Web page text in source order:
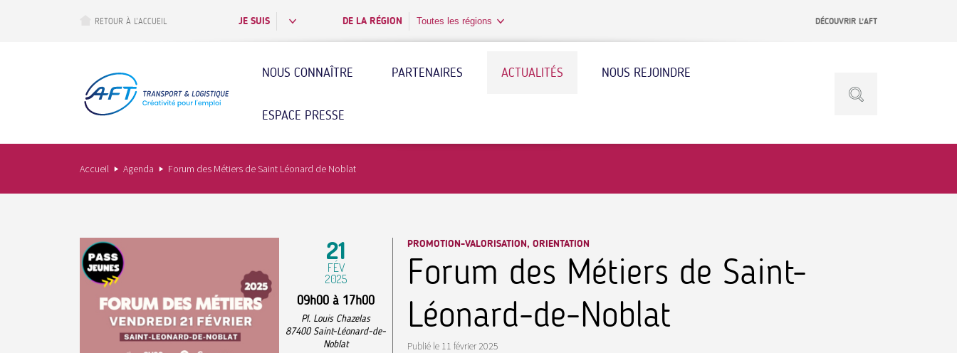
RETOUR À L’ACCUEIL JE SUIS DE LA RÉGION Toutes les régions DÉCOUVRIR L’AFT
NOUS CONNAÎTRE PARTENAIRES ACTUALITÉS NOUS REJOINDRE
ESPACE PRESSE
Accueil Agenda Forum des Métiers de Saint Léonard de Noblat
21
FÉV
2025
09h00 à 17h00
Pl. Louis Chazelas
87400 Saint-Léonard-de-
Noblat
PROMOTION-VALORISATION, ORIENTATION
Forum des Métiers de Saint-
Léonard-de-Noblat
Publié le 11 février 2025